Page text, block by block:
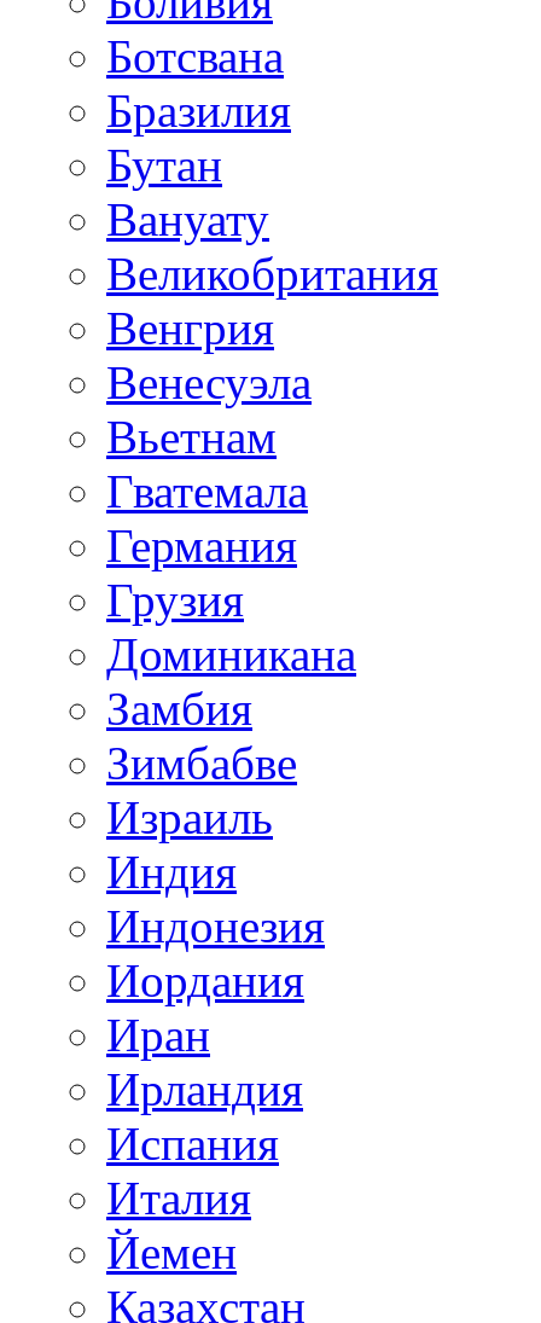
Ботсвана
Бразилия
Бутан
Вануату
Великобритания
Венгрия
Венесуэла
Вьетнам
Гватемала
Германия
Грузия
Доминикана
Замбия
Зимбабве
Израиль
Индия
Индонезия
Иордания
Иран
Ирландия
Испания
Италия
Йемен
Казахстан